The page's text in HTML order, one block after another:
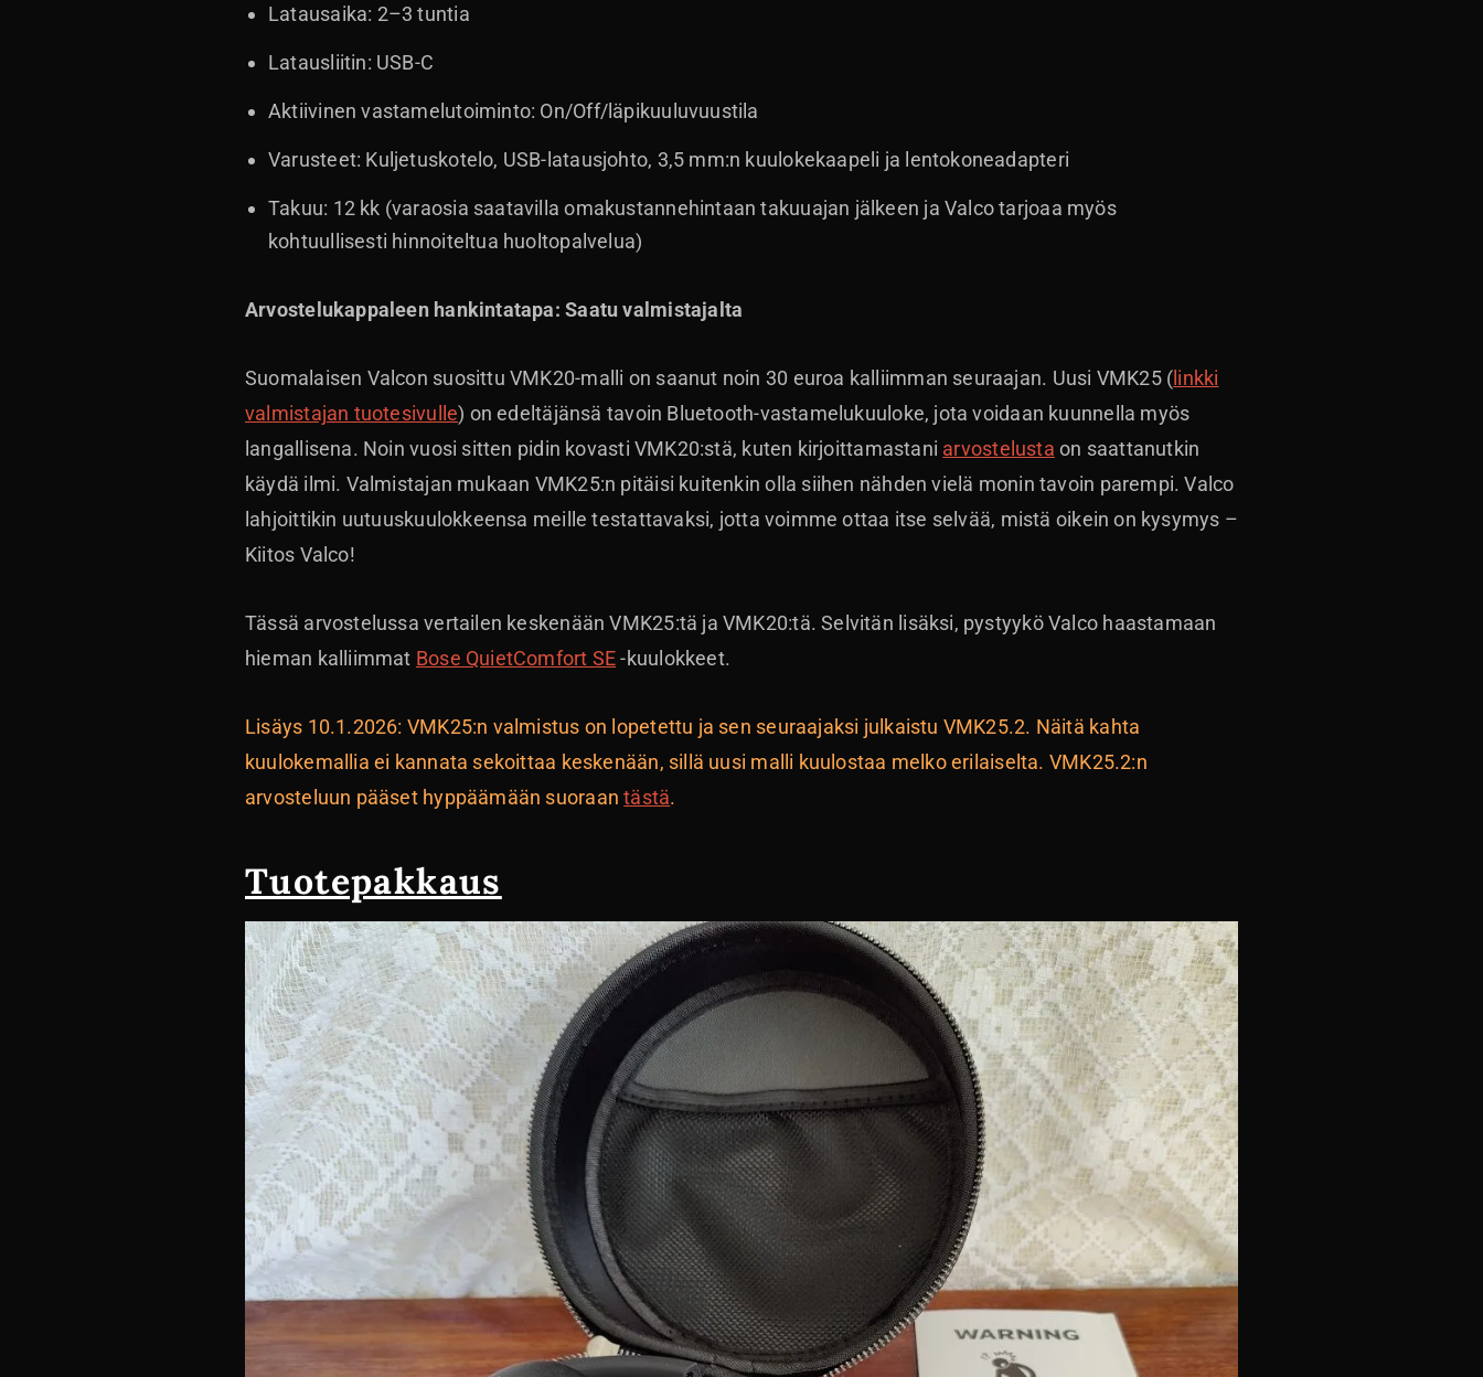
Latausaika: 2–3 tuntia
Latausliitin: USB-C
Aktiivinen vastamelutoiminto: On/Off/läpikuuluvuustila
Varusteet: Kuljetuskotelo, USB-latausjohto, 3,5 mm:n kuulokekaapeli ja lentokoneadapteri
Takuu: 12 kk (varaosia saatavilla omakustannehintaan takuuajan jälkeen ja Valco tarjoaa myös
kohtuullisesti hinnoiteltua huoltopalvelua)
Arvostelukappaleen hankintatapa: Saatu valmistajalta
Suomalaisen Valcon suosittu VMK20-malli on saanut noin 30 euroa kalliimman seuraajan. Uusi VMK25 ( linkki
valmistajan tuotesivulle) on edeltäjänsä tavoin Bluetooth-vastamelukuuloke, jota voidaan kuunnella myös
langallisena. Noin vuosi sitten pidin kovasti VMK20:stä, kuten kirjoittamastani arvostelusta on saattanutkin
käydä ilmi. Valmistajan mukaan VMK25:n pitäisi kuitenkin olla siihen nähden vielä monin tavoin parempi. Valco
lahjoittikin uutuuskuulokkeensa meille testattavaksi, jotta voimme ottaa itse selvää, mistä oikein on kysymys –
Kiitos Valco!
Tässä arvostelussa vertailen keskenään VMK25:tä ja VMK20:tä. Selvitän lisäksi, pystyykö Valco haastamaan
hieman kalliimmat Bose QuietComfort SE-kuulokkeet.
Lisäys 10.1.2026: VMK25:n valmistus on lopetettu ja sen seuraajaksi julkaistu VMK25.2. Näitä kahta
kuulokemallia ei kannata sekoittaa keskenään, sillä uusi malli kuulostaa melko erilaiselta. VMK25.2:n
arvosteluun pääset hyppäämään suoraantästä.
Tuotepakkaus